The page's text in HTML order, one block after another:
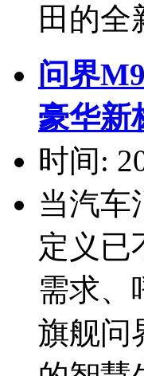
田的全
问界
豪华新
时间:
当汽车
定义已
需求、
旗舰问